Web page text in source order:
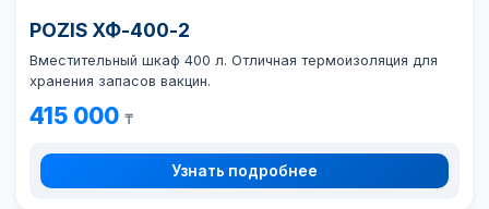
POZIS ХФ-400-2
Вместительный шкаф 400 л. Отличная термоизоляция для
хранения запасов вакцин.
415 000 ₸
Узнать подробнее